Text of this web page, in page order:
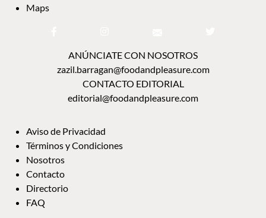
Maps
ANÚNCIATE CON NOSOTROS
zazil.barragan@foodandpleasure.com
CONTACTO EDITORIAL
editorial@foodandpleasure.com
Aviso de Privacidad
Términos y Condiciones
Nosotros
Contacto
Directorio
FAQ